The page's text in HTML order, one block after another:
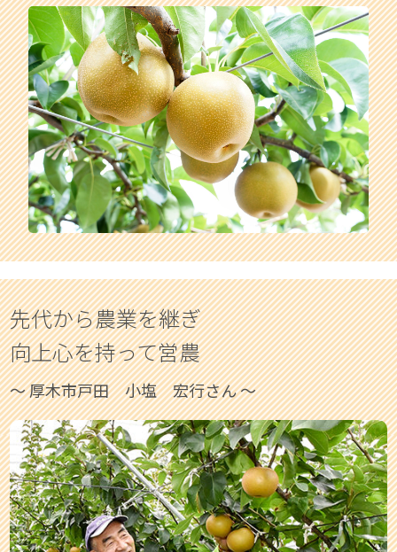
先代から農業を継ぎ
向上心を持って営農
〜 厚木市戸田 小塩 宏行さん 〜